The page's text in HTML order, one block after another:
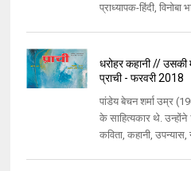
प्राध्यापक-हिंदी, विनोबा
धरोहर कहानी // उसकी
प्राची - फरवरी 2018
पांडेय बेचन शर्मा उम्र
के साहित्यकार थे.
कविता, कहानी, उपन्यास,